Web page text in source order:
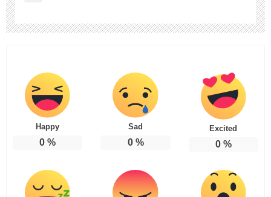
Happy
0 %
Sad
0%
Excited
0%